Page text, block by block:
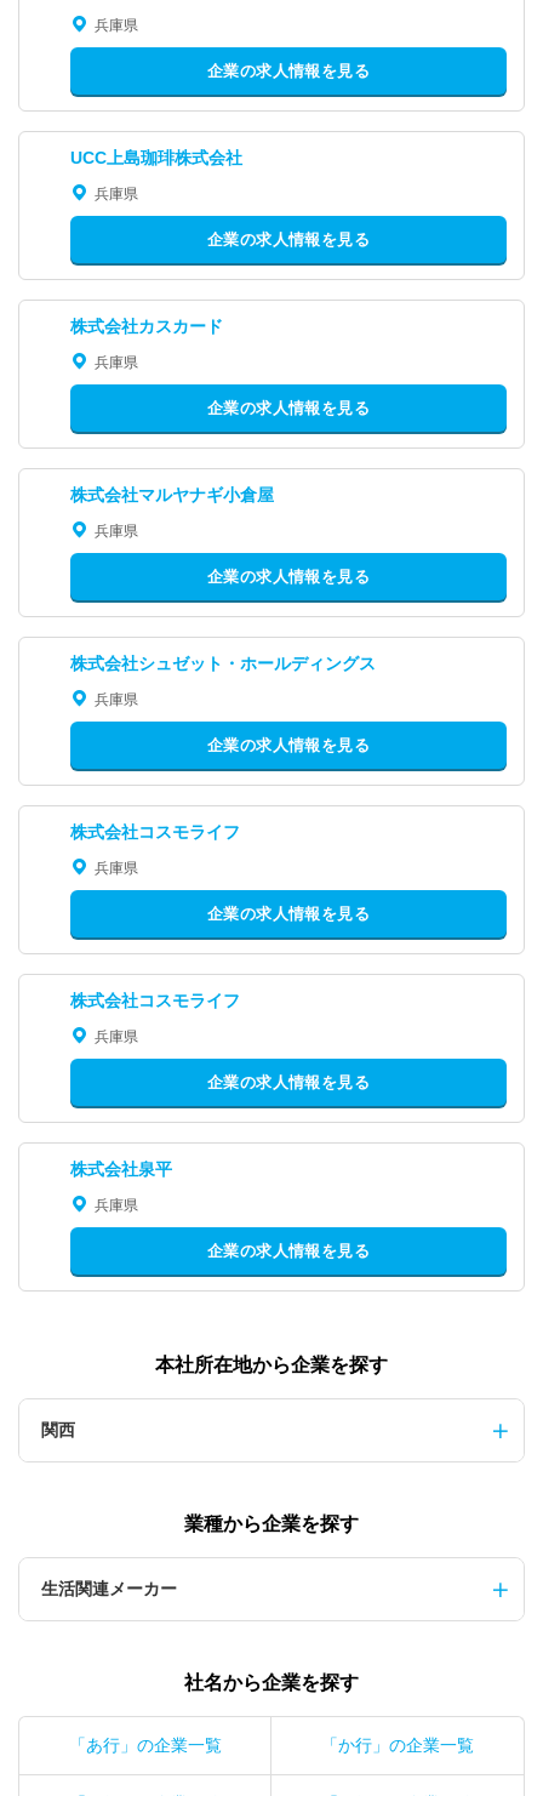
兵庫県
企業の求人情報を見る
UCC上島珈琲株式会社
兵庫県
企業の求人情報を見る
株式会社カスカード
兵庫県
企業の求人情報を見る
株式会社マルヤナギ小倉屋
兵庫県
企業の求人情報を見る
株式会社シュゼット・ホールディングス
兵庫県
企業の求人情報を見る
株式会社コスモライフ
兵庫県
企業の求人情報を見る
株式会社コスモライフ
兵庫県
企業の求人情報を見る
株式会社泉平
兵庫県
企業の求人情報を見る
本社所在地から企業を探す
関西
業種から企業を探す
生活関連メーカー
社名から企業を探す
「あ行」の企業一覧 「か行」の企業一覧